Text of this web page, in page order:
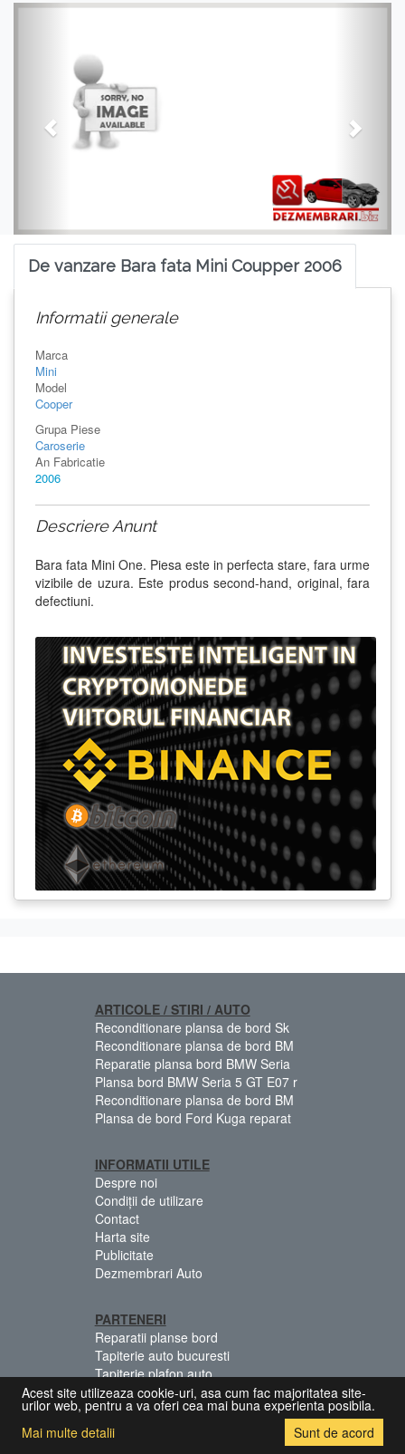
Previous Next
De vanzare Bara fata Mini Coupper 2006
Informatii generale
Marca
Mini
Model
Cooper
Grupa Piese
Caroserie
An Fabricatie
2006
Descriere Anunt
Bara fata Mini One. Piesa este in perfecta stare, fara urme
vizibile de uzura. Este produs second-hand, original, fara
defectiuni.
ARTICOLE / STIRI / AUTO
Reconditionare plansa de bord Sk
Reconditionare plansa de bord BM
Reparatie plansa bord BMW Seria
Plansa bord BMW Seria 5 GT E07 r
Reconditionare plansa de bord BM
Plansa de bord Ford Kuga reparat
INFORMATII UTILE
Despre noi
Condiții de utilizare
Contact
Harta site
Publicitate
Dezmembrari Auto
PARTENERI
Reparatii planse bord
Tapiterie auto bucuresti
Tapiterie plafon auto
Centuri siguranta colorate
© 2026 Copyright: [Dezmembrari.Biz]
Acest site utilizeaza cookie-uri, asa cum fac majoritatea site-
urilor web, pentru a va oferi cea mai buna experienta posibila.
Mai multe detalii
Sunt de acord